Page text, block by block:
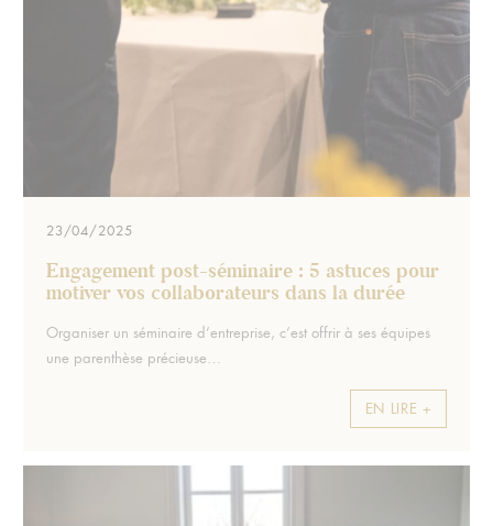
Engagement post-séminaire : 5 astuces pour
motiver vos collaborateurs dans la durée
23/04/2025
Extrait :
Organiser un séminaire d’entreprise, c’est offrir à ses équipes
une parenthèse précieuse…
EN LIRE +